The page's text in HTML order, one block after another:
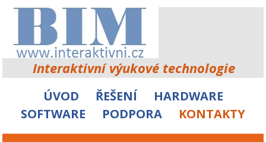
Interaktivní výukové technologie
ÚVOD ŘEŠENÍ
HARDWARE
SOFTWARE
PODPORA KONTAKTY